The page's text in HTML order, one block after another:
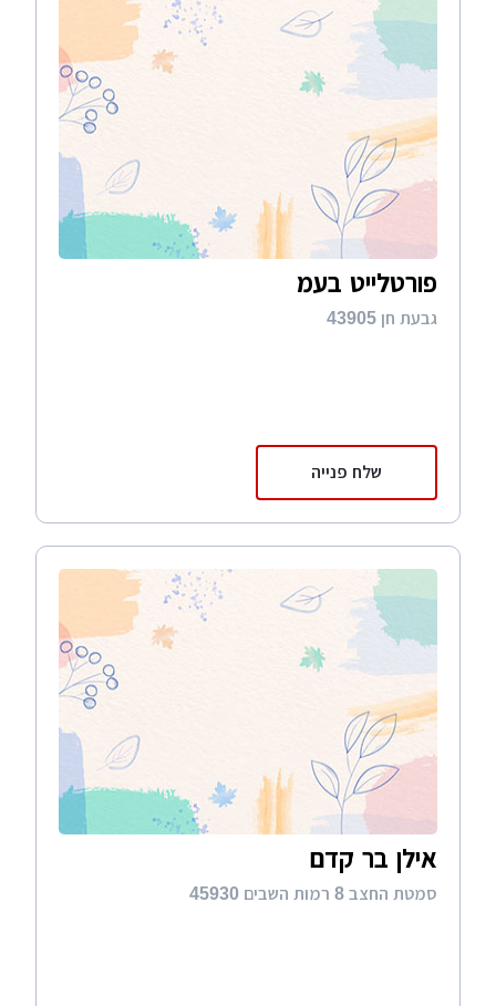
פורטלייט בעמ
גבעת חן 43905
שלח פנייה
אילן בר קדם
סמטת החצב 8 רמות השבים 45930